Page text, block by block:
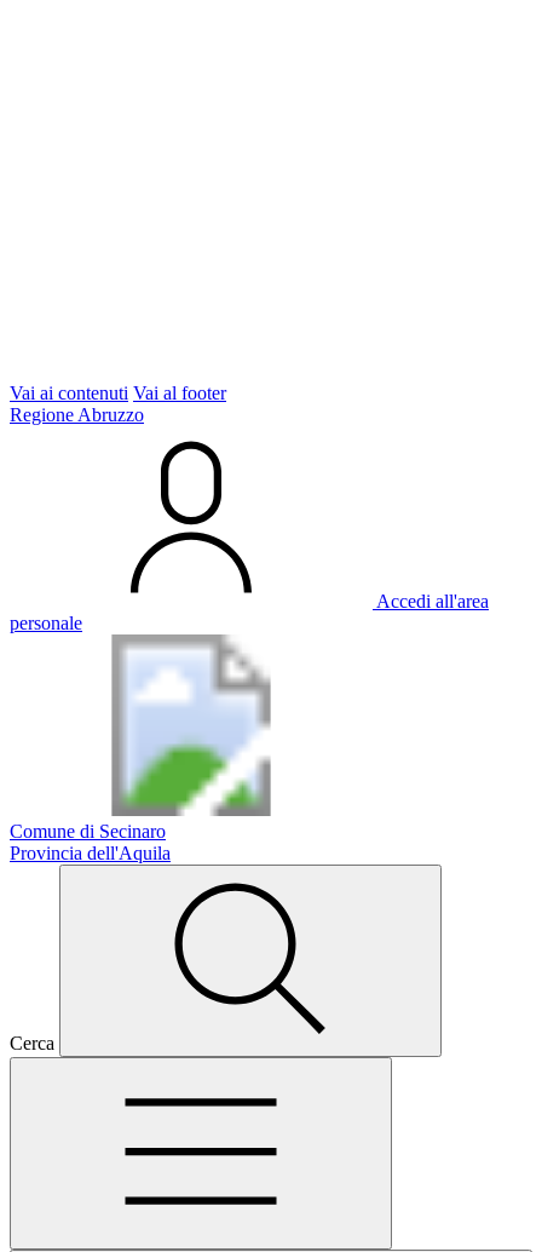
Vai ai contenuti Vai al footer
Regione Abruzzo
Accedi all'area
personale
Comune di Secinaro
Provincia dell'Aquila
Cerca